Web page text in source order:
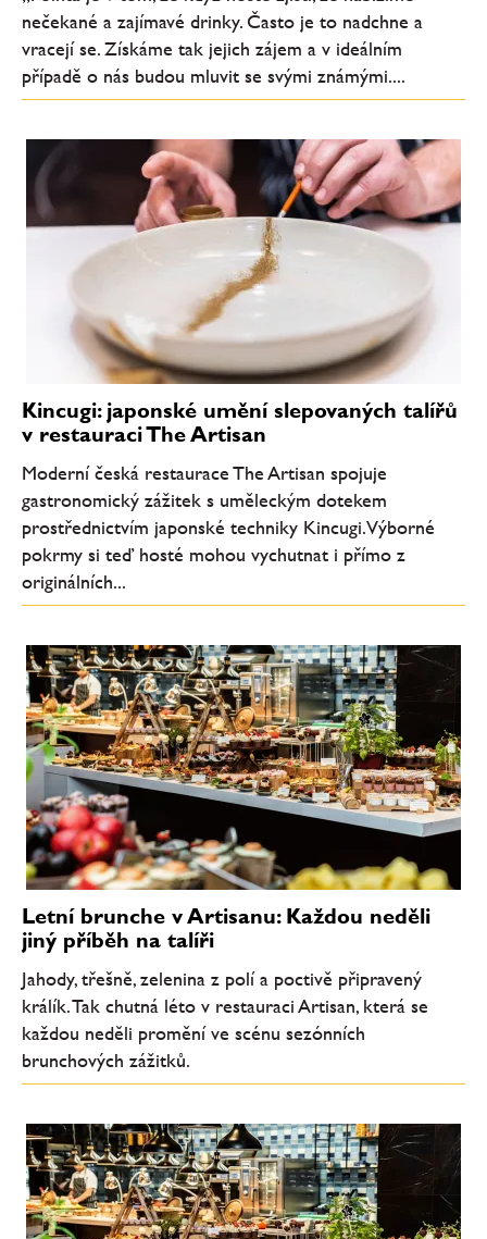
nečekané a zajímavé drinky. Často je to nadchne a
vracejí se. Získáme tak jejich zájem a v ideálním
případě o nás budou mluvit se svými známými....
Kincugi: japonské umění slepovaných talířů
v restauraci The Artisan
Moderní česká restaurace The Artisan spojuje
gastronomický zážitek s uměleckým dotekem
prostřednictvím japonské techniky Kincugi. Výborné
pokrmy si teď hosté mohou vychutnat i přímo z
originálních...
Letní brunche v Artisanu: Každou neděli
jiný příběh na talíři
Jahody, třešně, zelenina z polí a poctivě připravený
králík. Tak chutná léto v restauraci Artisan, která se
každou neděli promění ve scénu sezónních
brunchových zážitků.